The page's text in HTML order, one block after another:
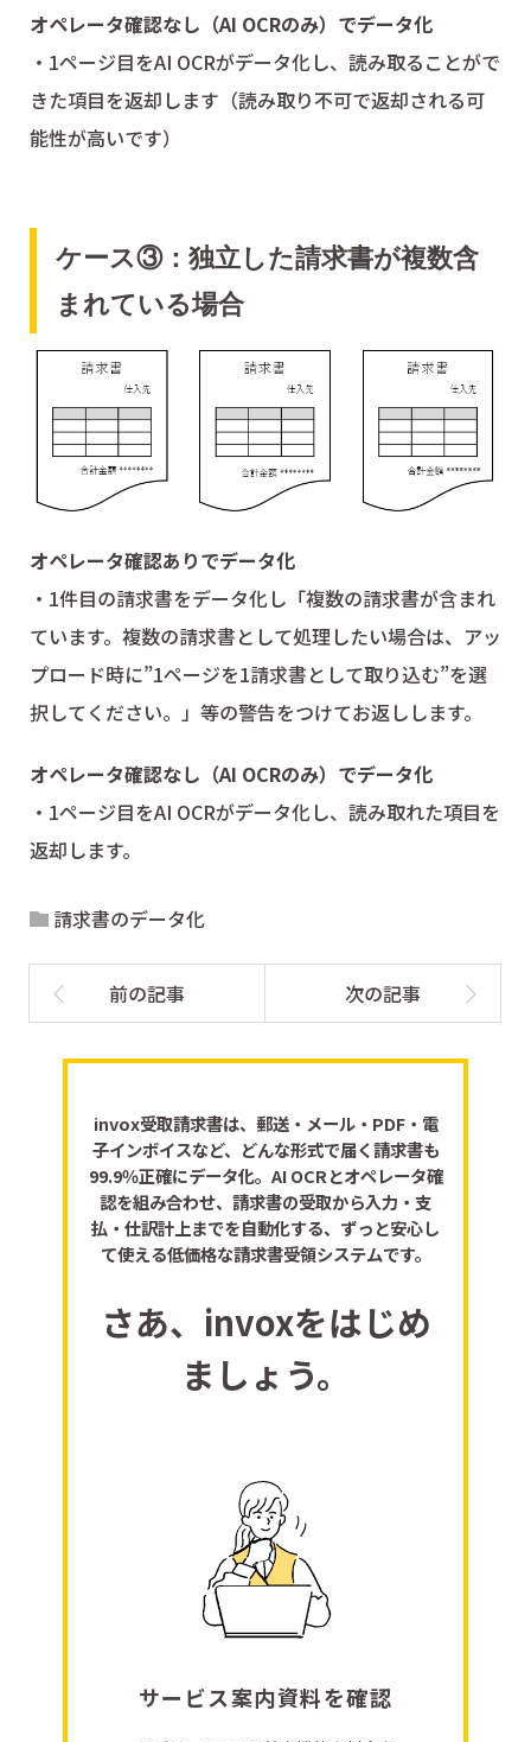
オペレータ確認なし（AI OCRのみ）でデータ化
・1ページ目をAI OCRがデータ化し、読み取ることがで
きた項目を返却します（読み取り不可で返却される可
能性が高いです）
ケース③：独立した請求書が複数含
まれている場合
オペレータ確認ありでデータ化
・1件目の請求書をデータ化し「複数の請求書が含まれ
ています。複数の請求書として処理したい場合は、アッ
プロード時に”1ページを1請求書として取り込む”を選
択してください。」等の警告をつけてお返しします。
オペレータ確認なし（AI OCRのみ）でデータ化
・1ページ目をAI OCRがデータ化し、読み取れた項目を
返却します。
請求書のデータ化
invox受取請求書は、郵送・メール・PDF・電
子インボイスなど、どんな形式で届く請求書も
99.9％正確にデータ化。AI OCRとオペレータ確
認を組み合わせ、請求書の受取から入力・支
払・仕訳計上までを自動化する、ずっと安心し
て使える低価格な請求書受領システムです。
さあ、invoxをはじめ
ましょう。
サービス案内資料を確認